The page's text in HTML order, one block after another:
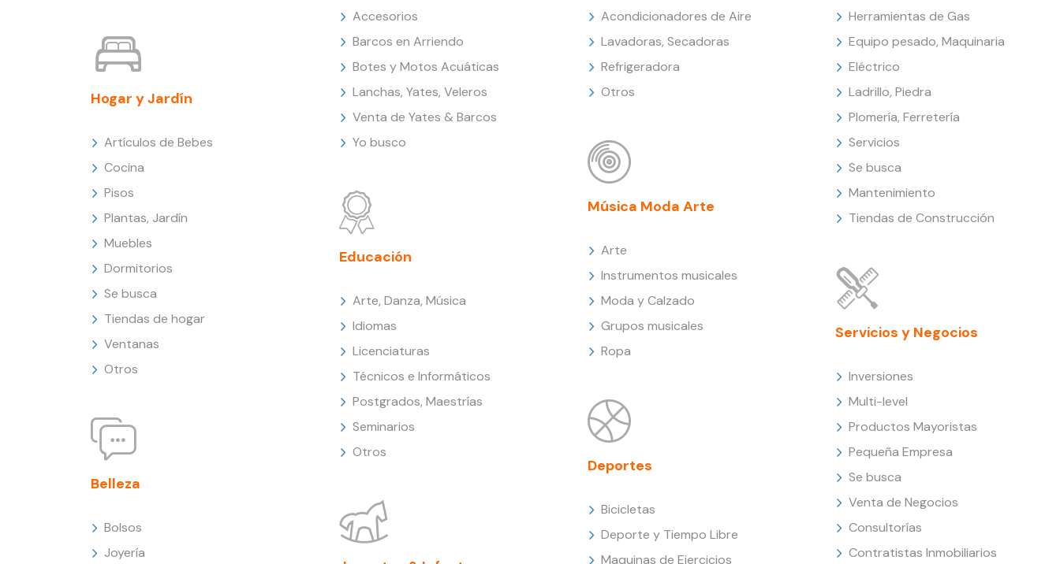
Hogar y Jardín
Artículos de Bebes
Cocina
Pisos
Plantas, Jardín
Muebles
Dormitorios
Se busca
Tiendas de hogar
Ventanas
Otros
Belleza
Bolsos
Joyería
Accesorios
Barcos en Arriendo
Botes y Motos Acuáticas
Lanchas, Yates, Veleros
Venta de Yates & Barcos
Yo busco
Educación
Arte, Danza, Música
Idiomas
Licenciaturas
Técnicos e Informáticos
Postgrados, Maestrías
Seminarios
Otros
Acondicionadores de Aire
Lavadoras, Secadoras
Refrigeradora
Otros
Música Moda Arte
Arte
Instrumentos musicales
Moda y Calzado
Grupos musicales
Ropa
Deportes
Bicicletas
Deporte y Tiempo Libre
Maquinas de Ejercicios
Herramientas de Gas
Equipo pesado, Maquinaria
Eléctrico
Ladrillo, Piedra
Plomería, Ferretería
Servicios
Se busca
Mantenimiento
Tiendas de Construcción
Servicios y Negocios
Inversiones
Multi-level
Productos Mayoristas
Pequeña Empresa
Se busca
Venta de Negocios
Consultorías
Contratistas Inmobiliarios